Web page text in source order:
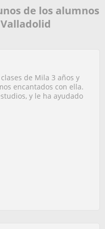
de los alumnos
de Mila 3 años y
encantados con ella.
y le ha ayudado